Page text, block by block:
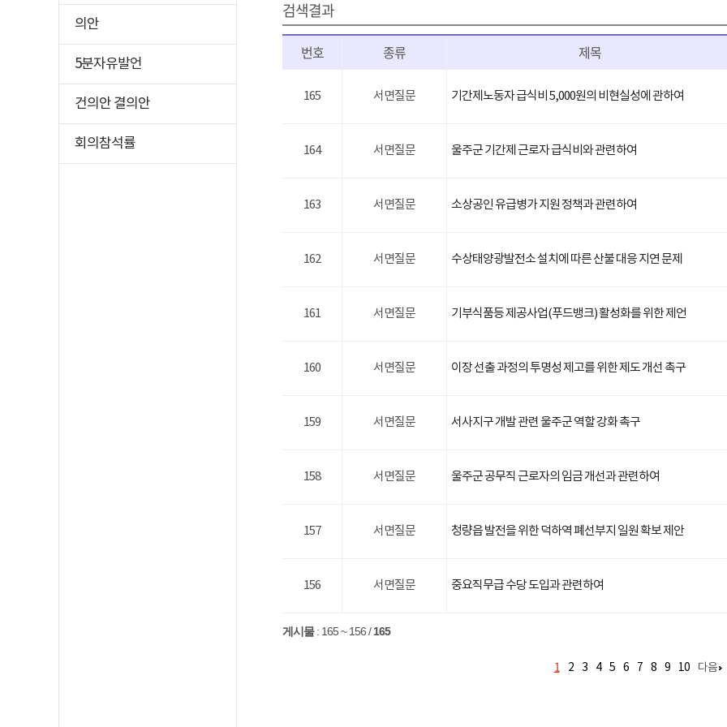
의안
5분자유발언
건의안 결의안
회의참석률
검색결과
번호 종류 제목
165 서면질문 기간제노동자 급식비 5,000원의 비현실성에 관하여
164 서면질문 울주군 기간제 근로자 급식비와 관련하여
163 서면질문 소상공인 유급병가 지원 정책과 관련하여
162 서면질문 수상태양광발전소 설치에 따른 산불 대응 지연 문제
161 서면질문 기부식품등 제공사업(푸드뱅크) 활성화를 위한 제언
160 서면질문 이장 선출 과정의 투명성 제고를 위한 제도 개선 촉구
159 서면질문 서사지구 개발 관련 울주군 역할 강화 촉구
158 서면질문 울주군 공무직 근로자의 임금 개선과 관련하여
157 서면질문 청량읍 발전을 위한 덕하역 폐선부지 일원 확보 제안
156 서면질문 중요직무급 수당 도입과 관련하여
게시물: 165 ~ 156 / 165
1 2 3 4 5 6 7 8 9 10 다음